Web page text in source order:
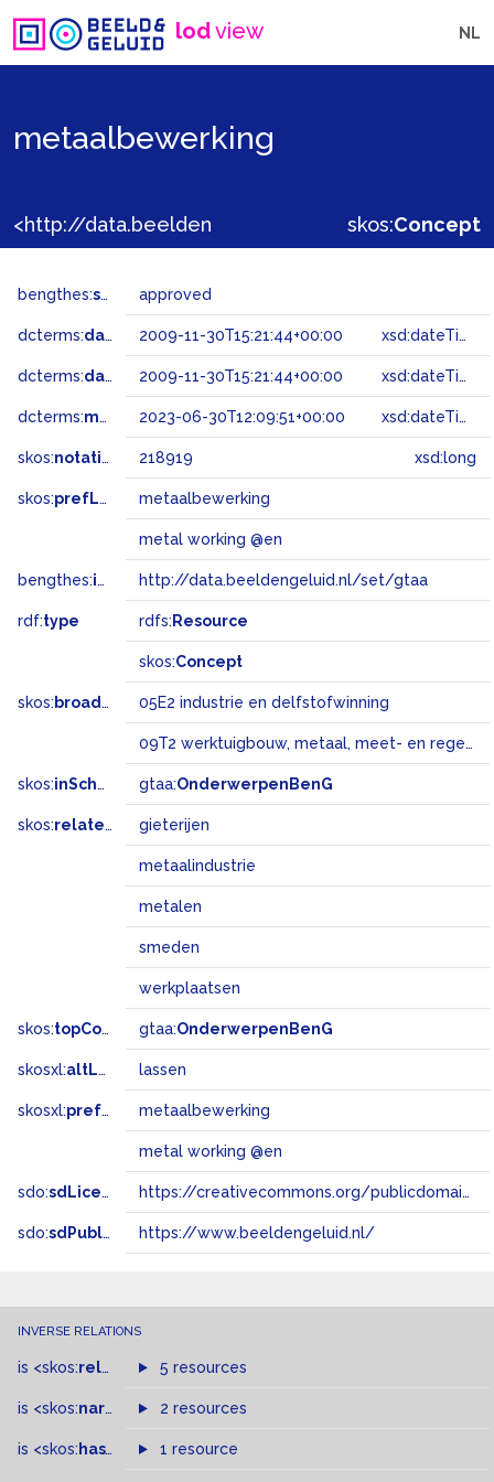
lodview NL
metaalbewerking
skos:Concept
bengthes:status approved
dcterms:dateAccepted 2009-11-30T15:21:44+00:00 xsd:dateTime
dcterms:dateSubmitted 2009-11-30T15:21:44+00:00 xsd:dateTime
dcterms:modified 2023-06-30T12:09:51+00:00 xsd:dateTime
skos:notation 218919 xsd:long
skos:prefLabel metaalbewerking
metal working @en
bengthes:inSet http://data.beeldengeluid.nl/set/gtaa
rdf:type rdfs: Resource
skos:Concept
skos: broadMatch 05E2 industrie en delfstofwinning
09T2 werktuigbouw, metaal, meet- en regeltechniek, verkeerstechniek
skos:inScheme gtaa:OnderwerpenBenG
skos:related gieterijen
metaalindustrie
metalen
smeden
werkplaatsen
skos:topConceptOf gtaa:OnderwerpenBenG
skosxl:altLabel lassen
skosxl:prefLabel metaalbewerking
metal working @en
sdo:sdLicense https://creativecommons.org/publicdomain/zero/1.0/
sdo:sdPublisher https://www.beeldengeluid.nl/
INVERSE RELATIONS
is <skos:related > of
5 resources
is <skos:narrowMatch >of
2 resources
is <skos: hasTopConcept >of
1 resource